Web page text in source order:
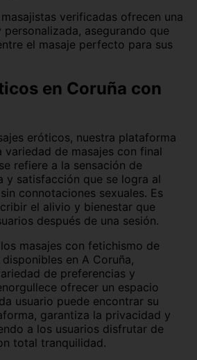
verificadas ofrecen una
asegurando que
el masaje perfecto para sus
en Coruña con
eróticos, nuestra plataforma
variedad de masajes con final
refiere a la sensación de
y satisfacción que se logra al
connotaciones sexuales. Es
el alivio y bienestar que
después de una sesión.
masajes con fetichismo de
en A Coruña,
de preferencias y
ofrecer un espacio
usuario puede encontrar su
garantiza la privacidad y
a los usuarios disfrutar de
total tranquilidad.